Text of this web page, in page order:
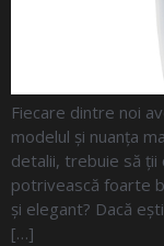
Fiecare dintre noi
modelul și nuanța
detalii, trebuie să ții
potrivească foarte
și elegant? Dacă
[…]